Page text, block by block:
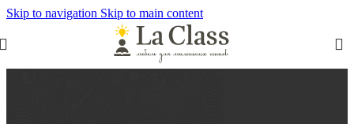
Skip to navigation Skip to main content